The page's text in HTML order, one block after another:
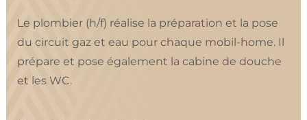
Le plombier (h/f) réalise la préparation et la pose
du circuit gaz et eau pour chaque mobil-home. Il
prépare et pose également la cabine de douche
et les WC.